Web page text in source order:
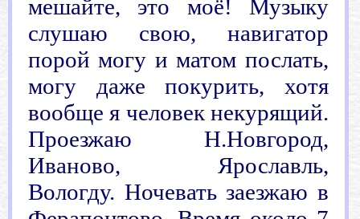
мешайте, это моё! Музыку
слушаю свою, навигатор
порой могу и матом послать,
могу даже покурить, хотя
вообще я человек некурящий.
Проезжаю Н.Новгород,
Иваново, Ярославль,
Вологду. Ночевать заезжаю в